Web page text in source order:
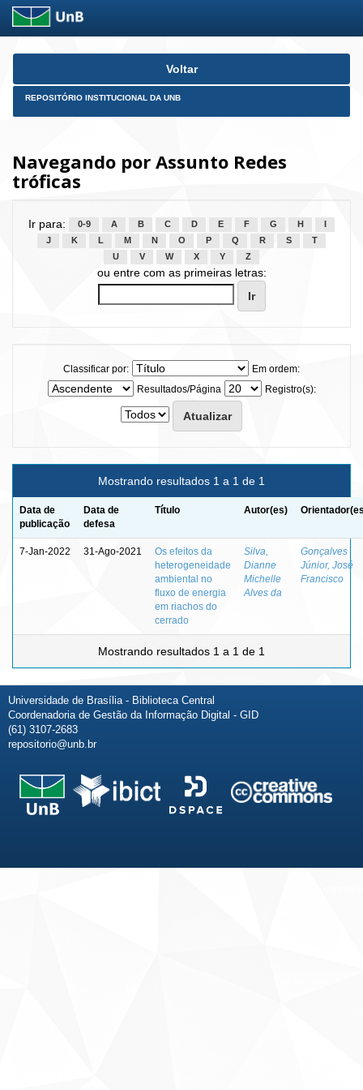
Skip
Voltar
REPOSITÓRIO INSTITUCIONAL DA UNB
Navegando por Assunto Redes
tróficas
Ir para: 0-9 A B C D E F G H
J
K L M N O P Q R S
T
U
V W X Y Z
ou entre com as primeiras letras:
Classificar por:
Em ordem:
Resultados/Página
Registro(s):
Mostrando resultados 1 a 1 de 1
Data de
publicação
Data de
defesa
Título Autor(es)
7-Jan-2022 31-Ago-2021
Os efeitos da
heterogeneidade
ambiental no
fluxo de energia
em riachos do
cerrado
Silva,
Dianne
Michelle
Alves da
Gonçalves
Júnior, José
Francisco
Mostrando resultados 1 a 1 de 1
Universidade de Brasília - Biblioteca Central
Coordenadoria de Gestão da Informação Digital - GID
(61) 3107-2683
repositorio@unb.br